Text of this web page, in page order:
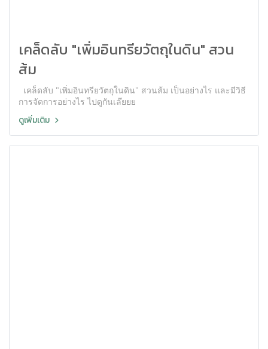
เคล็ดลับ "เพิ่มอินทรียวัตถุในดิน" สวน
ส้ม
เคล็ดลับ "เพิ่มอินทรียวัตถุในดิน" สวนส้ม เป็นอย่างไร และมีวิธี
การจัดการอย่างไร ไปดูกันเล๊ยยย
ดูเพิ่มเติม